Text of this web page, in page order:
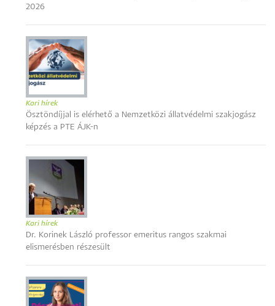
2026
Kari hírek
Ösztöndíjjal is elérhető a Nemzetközi állatvédelmi szakjogász
képzés a PTE ÁJK-n
Kari hírek
Dr. Korinek László professor emeritus rangos szakmai
elismerésben részesült